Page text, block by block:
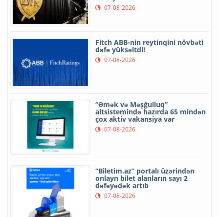
07-08-2026
Fitch ABB-nin reytinqini növbəti
dəfə yüksəltdi!
07-08-2026
“Əmək və Məşğulluq”
altsistemində hazırda 65 mindən
çox aktiv vakansiya var
07-08-2026
“Biletim.az” portalı üzərindən
onlayn bilet alanların sayı 2
dəfəyədək artıb
07-08-2026